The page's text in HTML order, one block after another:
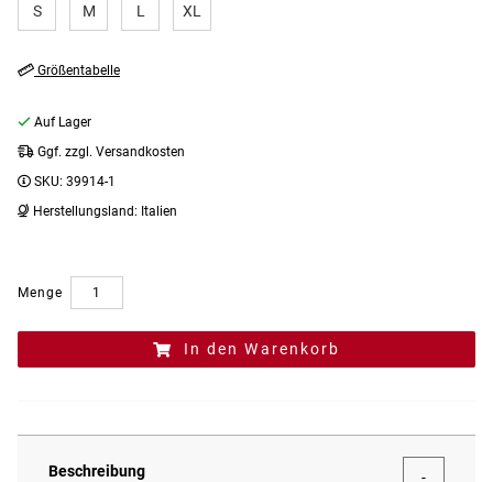
S M L XL
Größentabelle
Auf Lager
Ggf. zzgl. Versandkosten
SKU: 39914-1
Herstellungsland: Italien
Menge
In den Warenkorb
Beschreibung